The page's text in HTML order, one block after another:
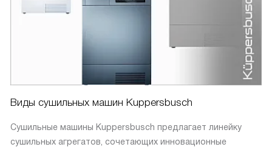
Виды сушильных машин Kuppersbusch
Сушильные машины Kuppersbusch предлагает линейку
сушильных агрегатов, сочетающих инновационные